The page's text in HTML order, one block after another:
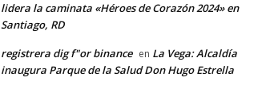
lidera la caminata «Héroes de Corazón 2024» en
Santiago, RD
registrera dig f"or binance en La Vega: Alcaldía
inaugura Parque de la Salud Don Hugo Estrella